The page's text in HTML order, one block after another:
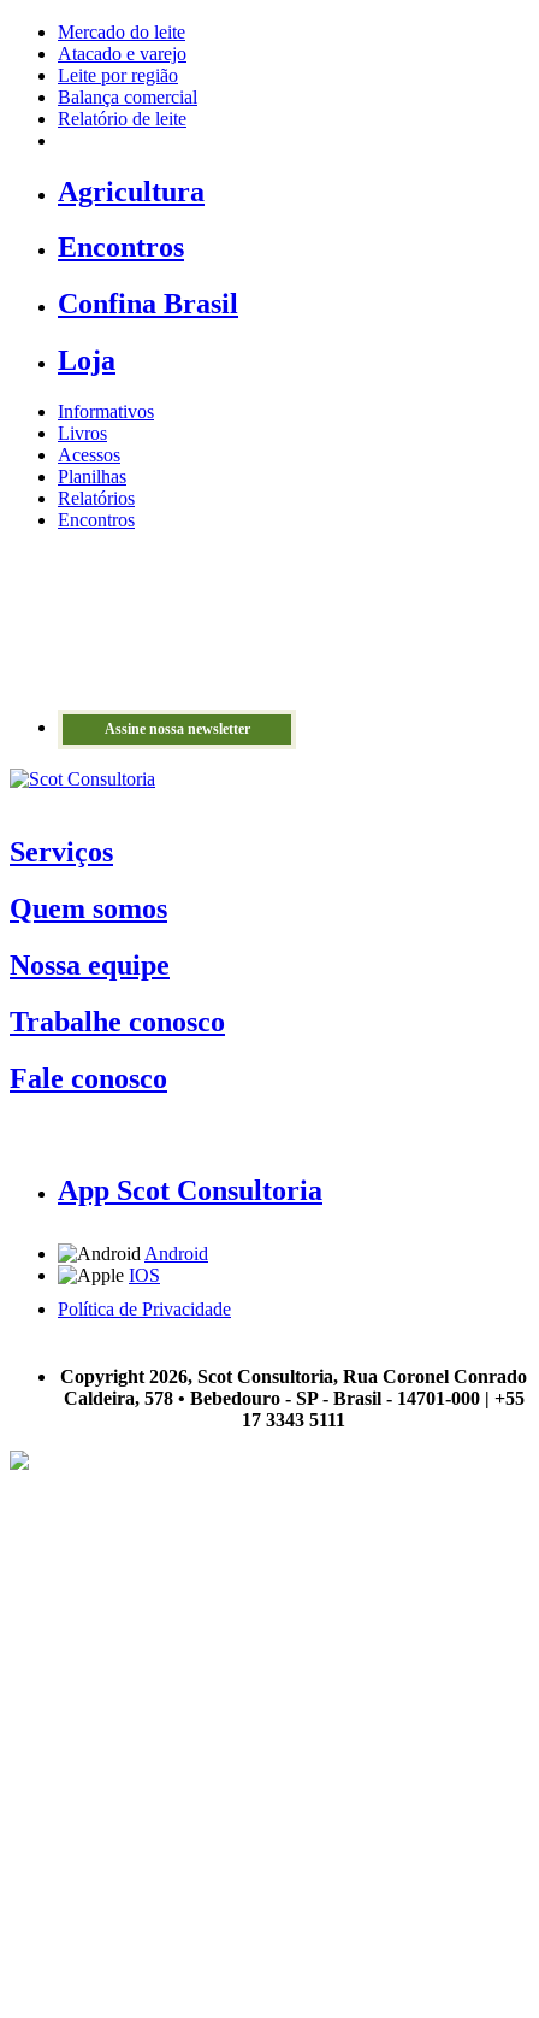
Mercado do leite
Atacado e varejo
Leite por região
Balança comercial
Relatório de leite
Agricultura
Encontros
Confina Brasil
Loja
Informativos
Livros
Acessos
Planilhas
Relatórios
Encontros
Assine nossa newsletter
Serviços
Quem somos
Nossa equipe
Trabalhe conosco
Fale conosco
App Scot Consultoria
Android
IOS
Política de Privacidade
Copyright 2026, Scot Consultoria, Rua Coronel Conrado
Caldeira, 578 • Bebedouro - SP - Brasil - 14701-000 | +55
17 3343 5111